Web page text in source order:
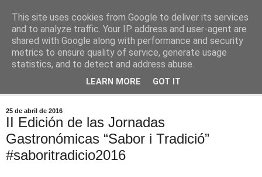
Comoju
La Cocina del Día a Día y el día a día de la Gastronomía
25 de abril de 2016
II Edición de las Jornadas
Gastronómicas “Sabor i Tradició”
#saboritradicio2016
This site uses cookies from Google to deliver its services
and to analyze traffic. Your IP address and user-agent are
shared with Google along with performance and security
metrics to ensure quality of service, generate usage
statistics, and to detect and address abuse.
LEARN MORE GOT IT